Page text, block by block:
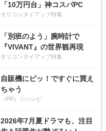
「10万円台」神コスパPC
オリコンタイアップ特集
「別班のよう」腕時計で
『VIVANT』の世界観再現
オリコンタイアップ特集
自販機にピッ！ですぐに買え
ちゃう
（PR）ジハンピ
2026年7月夏ドラマも、注目